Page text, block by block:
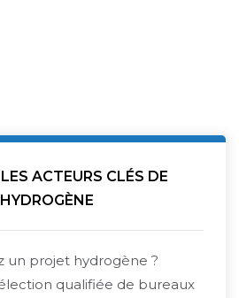
ACTEURS CLÉS DE
un projet hydrogène ?
qualifiée de bureaux